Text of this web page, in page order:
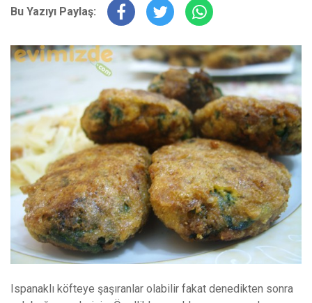
Bu Yazıyı Paylaş:
Ispanaklı köfteye şaşıranlar olabilir fakat denedikten sonra